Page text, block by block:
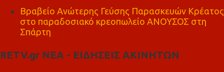
Βραβείο Ανώτερης Γεύσης Παρασκευών Κρέατος
στο παραδοσιακό κρεοπωλείο ΑΝΟΥΣΟΣ στη
Σπάρτη
RETV.gr ΝΕΑ - ΕΙΔΗΣΕΙΣ ΑΚΙΝΗΤΩΝ